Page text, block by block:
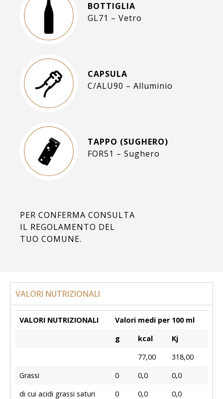
BOTTIGLIA
GL71 – Vetro
CAPSULA
C/ALU90 – Alluminio
TAPPO (SUGHERO)
FOR51 – Sughero
PER CONFERMA CONSULTA
IL REGOLAMENTO DEL
TUO COMUNE.
VALORI NUTRIZIONALI
VALORI NUTRIZIONALI
Valori medi per 100 ml
g
kcal
Kj
77,00
318,00
Grassi
0 0,0
0,0
di cui acidi grassi saturi
0 0,0
0,0